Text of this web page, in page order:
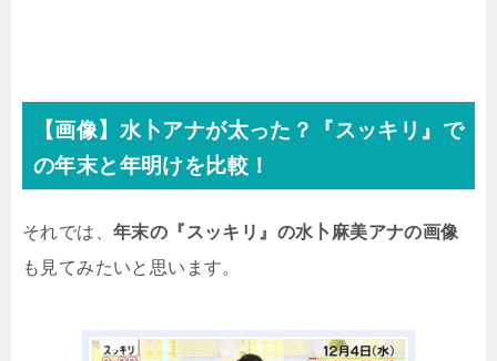
【画像】水卜アナが太った？『スッキリ』で
の年末と年明けを比較！
それでは、 年末の『スッキリ』の水卜麻美アナの画像
も見てみたいと思います。